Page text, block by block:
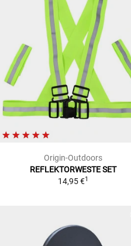
Origin-Outdoors
REFLEKTORWESTE SET
14,95 €1